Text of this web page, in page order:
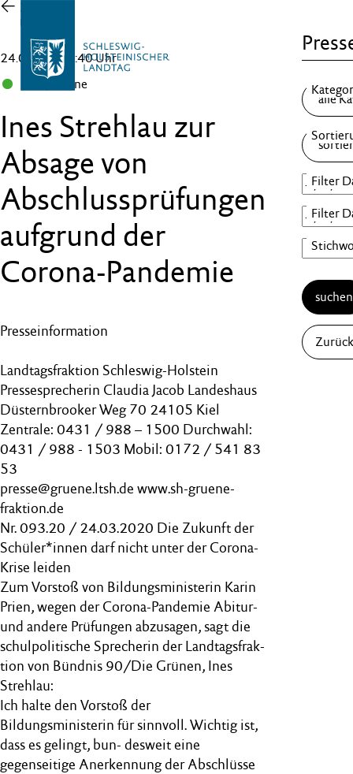
Zur
Übersicht
24.03.20 , 17:40 Uhr
B 90/Grüne
Ines Strehlau zur
Absage von
Abschlussprüfungen
aufgrund der
Corona-Pandemie
Presseinformation
Landtagsfraktion Schleswig-Holstein
Pressesprecherin Claudia Jacob Landeshaus
Düsternbrooker Weg 70 24105 Kiel
Zentrale: 0431 / 988 – 1500 Durchwahl:
0431 / 988 - 1503 Mobil: 0172 / 541 83
53
presse@gruene.ltsh.de www.sh-gruene-
fraktion.de
Nr. 093.20 / 24.03.2020 Die Zukunft der
Schüler*innen darf nicht unter der Corona-
Krise leiden
Zum Vorstoß von Bildungsministerin Karin
Prien, wegen der Corona-Pandemie Abitur-
und andere Prüfungen abzusagen, sagt die
schulpolitische Sprecherin der Landtagsfrak-
tion von Bündnis 90/Die Grünen, Ines
Strehlau:
Ich halte den Vorstoß der
Bildungsministerin für sinnvoll. Wichtig ist,
dass es gelingt, bun- desweit eine
gegenseitige Anerkennung der Abschlüsse
suchen